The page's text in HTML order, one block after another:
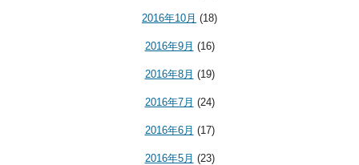
2016年10月 (18)
2016年9月 (16)
2016年8月 (19)
2016年7月 (24)
2016年6月 (17)
2016年5月 (23)